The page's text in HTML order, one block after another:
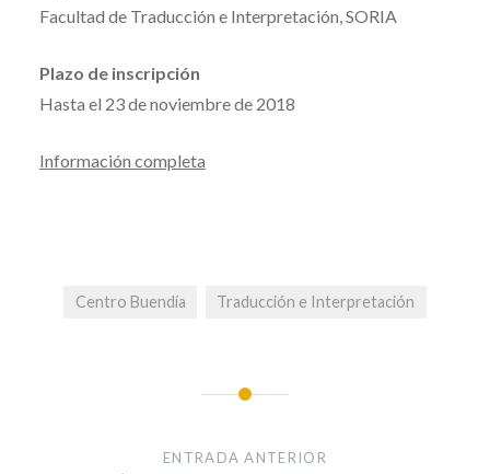
Facultad de Traducción e Interpretación, SORIA
Plazo de inscripción
Hasta el 23 de noviembre de 2018
Información completa
Centro Buendía Traducción e Interpretación
ENTRADA ANTERIOR